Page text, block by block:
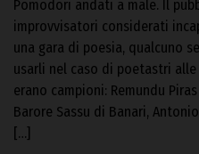
Pomodori andati a male. Il
improvvisatori considerati
una gara di poesia, qualcuno
usarli nel caso di poetastri
erano campioni: Remundu
Barore Sassu di Banari,
[…]